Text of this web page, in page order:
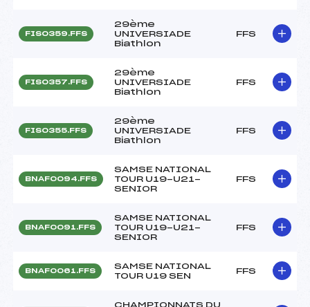
FIS0359.FFS
29ème
UNIVERSIADE
Biathlon
FFS
FIS0357.FFS
29ème
UNIVERSIADE
Biathlon
FFS
FIS0355.FFS
29ème
UNIVERSIADE
Biathlon
FFS
BNAF0094.FFS
SAMSE NATIONAL
TOUR U19-U21-
SENIOR
FFS
BNAF0091.FFS
SAMSE NATIONAL
TOUR U19-U21-
SENIOR
FFS
BNAF0061.FFS
SAMSE NATIONAL
TOUR U19 SEN
FFS
CHAMPIONNATS DU